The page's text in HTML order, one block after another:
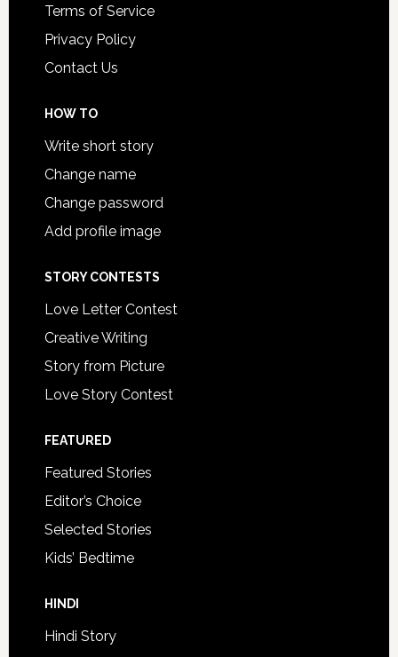
Terms of Service
Privacy Policy
Contact Us
HOW TO
Write short story
Change name
Change password
Add profile image
STORY CONTESTS
Love Letter Contest
Creative Writing
Story from Picture
Love Story Contest
FEATURED
Featured Stories
Editor’s Choice
Selected Stories
Kids’ Bedtime
HINDI
Hindi Story